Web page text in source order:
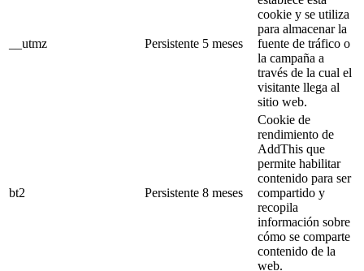
__utmz Persistente 5 meses
cookie y se utiliza
para almacenar la
fuente de tráfico o
la campaña a
través de la cual el
visitante llega al
sitio web.
bt2 Persistente 8 meses
Cookie de
rendimiento de
AddThis que
permite habilitar
contenido para ser
compartido y
recopila
información sobre
cómo se comparte
contenido de la
web.